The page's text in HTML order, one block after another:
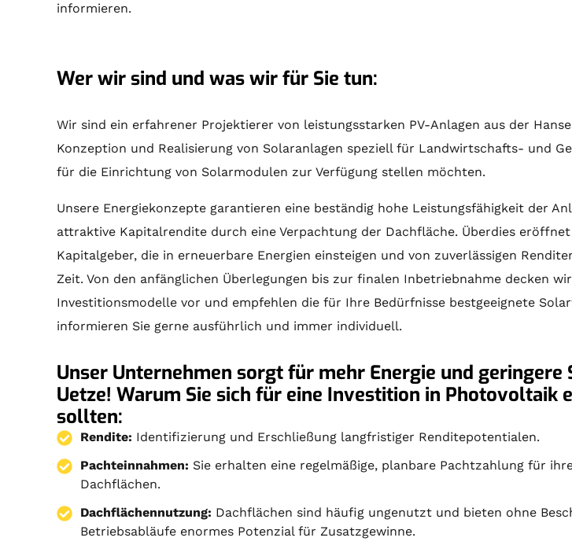
informieren.
Wer wir sind und was wir für Sie tun:
Wir sind ein erfahrener Projektierer von leistungsstarken PV-Anlagen aus der
Konzeption und Realisierung von Solaranlagen speziell für Landwirtschafts- und
für die Einrichtung von Solarmodulen zur Verfügung stellen möchten.
Unsere Energiekonzepte garantieren eine beständig hohe Leistungsfähigkeit der
attraktive Kapitalrendite durch eine Verpachtung der Dachfläche. Überdies
Kapitalgeber, die in erneuerbare Energien einsteigen und von zuverlässigen
Zeit. Von den anfänglichen Überlegungen bis zur finalen Inbetriebnahme decken
Investitionsmodelle vor und empfehlen die für Ihre Bedürfnisse bestgeeignete
informieren Sie gerne ausführlich und immer individuell.
Unser Unternehmen sorgt für mehr Energie und geringere
Uetze! Warum Sie sich für eine Investition in Photovoltaik
sollten:
Rendite: Identifizierung und Erschließung langfristiger Renditepotentialen.
Pachteinnahmen: Sie erhalten eine regelmäßige, planbare Pachtzahlung für
Dachflächen.
Dachflächennutzung: Dachflächen sind häufig ungenutzt und bieten ohne
Betriebsabläufe enormes Potenzial für Zusatzgewinne.